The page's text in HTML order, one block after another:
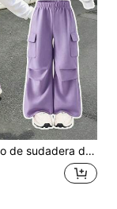
de dibujos animados para niña joven y pantalones de pierna recta con cintura elástica y bolsillos cargo de unicolor